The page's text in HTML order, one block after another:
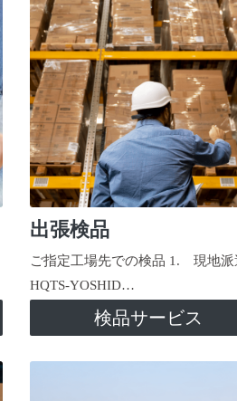
出張検品
ご指定工場先での検品 1. 現地派
HQTS-YOSHID…
検品サービス